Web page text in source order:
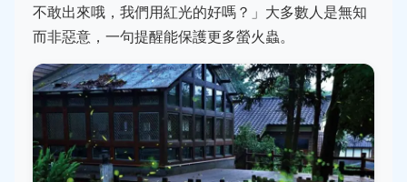
不敢出來哦，我們用紅光的好嗎？」大多數人是無知
而非惡意，一句提醒能保護更多螢火蟲。